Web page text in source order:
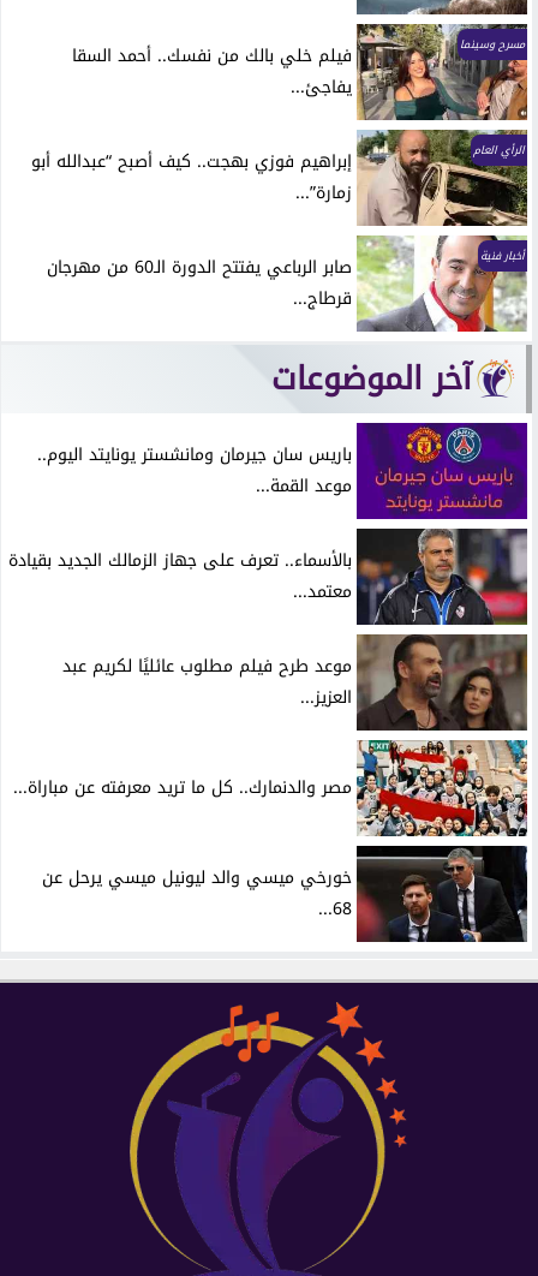
مسرح وسينما
فيلم خلي بالك من نفسك.. أحمد السقا
يفاجئ...
الرأي العام
إبراهيم فوزي بهجت.. كيف أصبح “عبدالله أبو
زمارة”...
أخبار فنية
صابر الرباعي يفتتح الدورة الـ60 من مهرجان
قرطاج...
آخر الموضوعات
باريس سان جيرمان ومانشستر يونايتد اليوم..
موعد القمة...
بالأسماء.. تعرف على جهاز الزمالك الجديد بقيادة
معتمد...
موعد طرح فيلم مطلوب عائليًا لكريم عبد
العزيز...
مصر والدنمارك.. كل ما تريد معرفته عن مباراة...
خورخي ميسي والد ليونيل ميسي يرحل عن
68...